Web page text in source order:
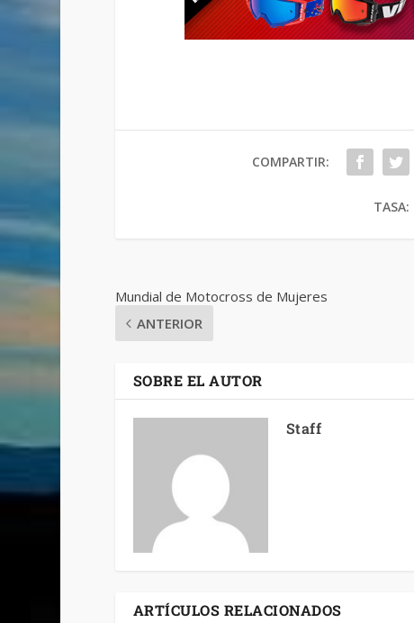
COMPARTIR:
TASA:
Mundial de Motocross de Mujeres
ANTERIOR
SOBRE EL AUTOR
Staff
ARTÍCULOS RELACIONADOS